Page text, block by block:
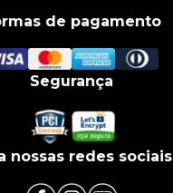
de pagamento
Segurança
nossas redes sociais